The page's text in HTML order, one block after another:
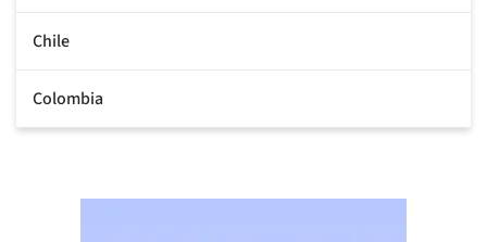
Chile
Colombia